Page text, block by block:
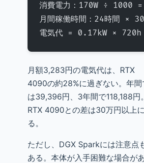
消費電力：170W ÷ 1000 =
月間稼働時間：24時間 ×
電気代 = 0.17kW ×
月額3,283円の電気代は、RTX
4090の約28%に過ぎない。年間
は39,396円、3年間で118,188円。
RTX 4090との差は30万円以上
る。
ただし、DGX Sparkには注意点
ある。本体が入手困難な場合が